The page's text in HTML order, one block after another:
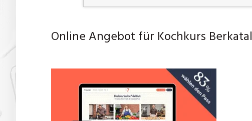
Online Angebot für Kochkurs Berkatal